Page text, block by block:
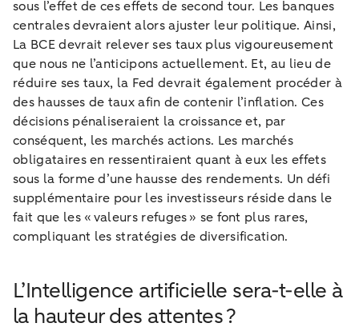
sous l’effet de ces effets de second tour. Les banques
centrales devraient alors ajuster leur politique. Ainsi,
La BCE devrait relever ses taux plus vigoureusement
que nous ne l’anticipons actuellement. Et, au lieu de
réduire ses taux, la Fed devrait également procéder à
des hausses de taux afin de contenir l’inflation. Ces
décisions pénaliseraient la croissance et, par
conséquent, les marchés actions. Les marchés
obligataires en ressentiraient quant à eux les effets
sous la forme d’une hausse des rendements. Un défi
supplémentaire pour les investisseurs réside dans le
fait que les « valeurs refuges » se font plus rares,
compliquant les stratégies de diversification.
L’Intelligence artificielle sera-t-elle à
la hauteur des attentes ?